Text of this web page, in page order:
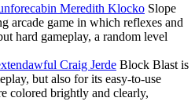
Meredith Klocko Slope
arcade game in which reflexes and
hard gameplay, a random level
Craig Jerde Block Blast is
but also for its easy-to-use
colored brightly and clearly,